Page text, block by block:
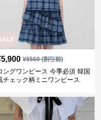
5,900 ¥6560(割引前)
ングワンピース 今季必須 韓国
チェック柄ミニワンピース